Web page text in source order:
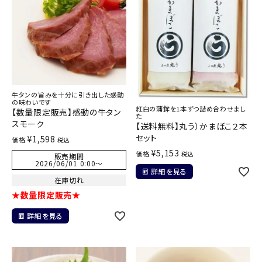
牛タンの旨みを十分に引き出した感動
の味わいです
【数量限定販売】感動の牛タン
スモーク
価格 ¥1,598 税込
販売期間
2026/06/01 0:00〜
在庫切れ
★数量限定販売★
詳細を見る
紅白の蒲鉾を1本ずつ詰め合わせまし
た
【送料無料】丸う）かまぼこ２本
セット
価格 ¥5,153 税込
詳細を見る